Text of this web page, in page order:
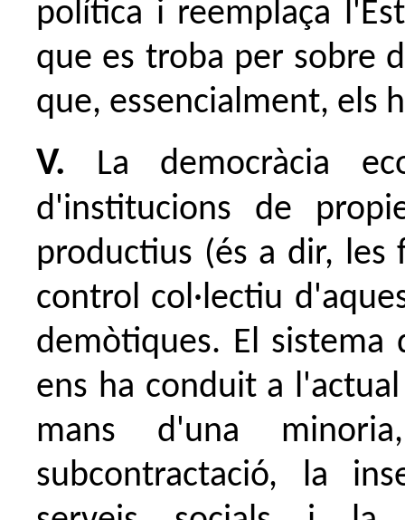
política i reemplaça
que es troba per sobre
que, essencialment, els
V.
La democràcia
d'institucions de
productius (és a dir,
control col·lectiu
demòtiques. El
ens ha conduit a
mans d'una
subcontractació, la